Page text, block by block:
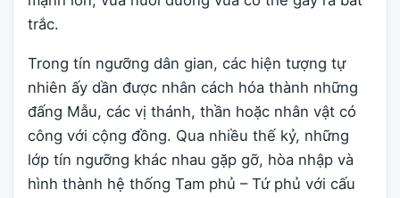
trắc.
Trong tín ngưỡng dân gian, các hiện tượng tự
nhiên ấy dần được nhân cách hóa thành những
đấng Mẫu, các vị thánh, thần hoặc nhân vật có
công với cộng đồng. Qua nhiều thế kỷ, những
lớp tín ngưỡng khác nhau gặp gỡ, hòa nhập và
hình thành hệ thống Tam phủ – Tứ phủ với cấu